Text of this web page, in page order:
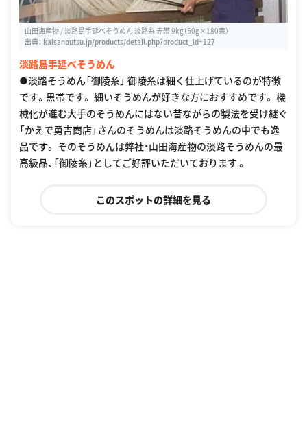
山田海産物 / 淡路島手延べそうめん 淡路糸 赤帯 9kg（50g×180束）
出典： kaisanbutsu.jp/products/detail.php?product_id=127
淡路島手延べそうめん
●淡路そうめん「御陵糸」 御陵糸は細く仕上げているのが特徴
です。黒帯です。 細いそうめんが好きな方におすすめです。 機
械化が進む大手のそうめんにはない昔ながらの製法を受け継ぐ
「かえで勇吉商店」さんのそうめんは淡路そうめんの中でも逸
品です。 そのそうめんは弊社・山田海産物の淡路そうめんの最
高級品、「御陵糸」としてご好評いただいております 。
このスポットの詳細を見る